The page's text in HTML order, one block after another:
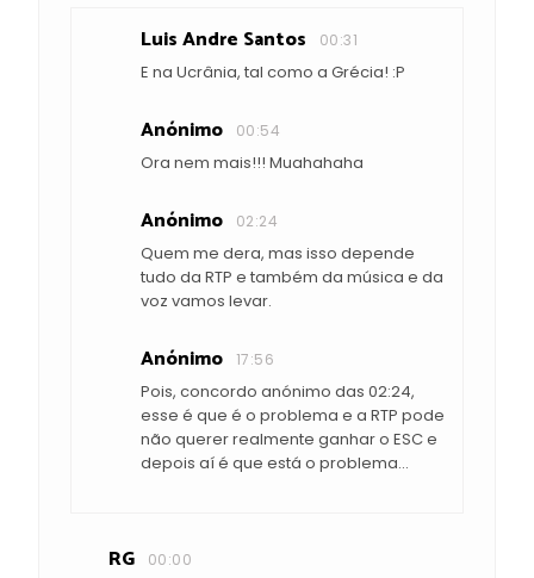
Luis Andre Santos 00:31
E na Ucrânia, tal como a Grécia! :P
Anónimo 00:54
Ora nem mais!!! Muahahaha
Anónimo 02:24
Quem me dera, mas isso depende
tudo da RTP e também da música e da
voz vamos levar.
Anónimo 17:56
Pois, concordo anónimo das 02:24,
esse é que é o problema e a RTP pode
não querer realmente ganhar o ESC e
depois aí é que está o problema...
RG 00:00